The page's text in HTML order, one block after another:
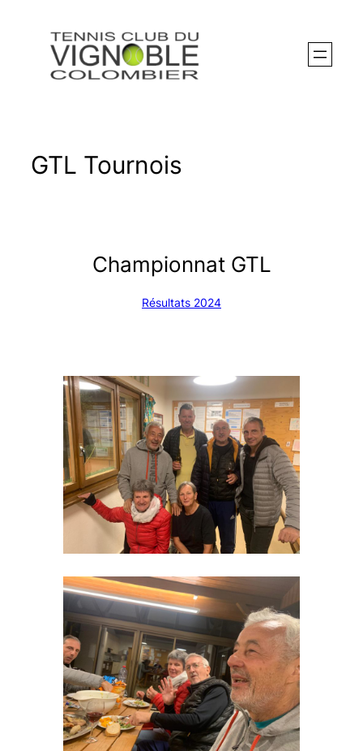
GTL Tournois
Championnat GTL
Résultats 2024